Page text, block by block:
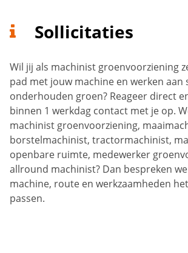
Sollicitaties
Wil jij als machinist groenvoorziening
pad met jouw machine en werken aan
onderhouden groen? Reageer direct
binnen 1 werkdag contact met je op.
machinist groenvoorziening,
borstelmachinist, tractormachinist,
openbare ruimte, medewerker
allround machinist? Dan bespreken
machine, route en werkzaamheden
passen.